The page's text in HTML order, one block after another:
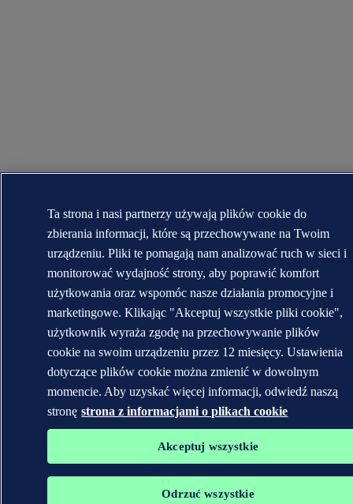
Ta strona i nasi partnerzy używają plików cookie do
zbierania informacji, które są przechowywane na Twoim
urządzeniu. Pliki te pomagają nam analizować ruch w sieci i
monitorować wydajność strony, aby poprawić komfort
użytkowania oraz wspomóc nasze działania promocyjne i
marketingowe. Klikając "Akceptuj wszystkie pliki cookie",
użytkownik wyraża zgodę na przechowywanie plików
cookie na swoim urządzeniu przez 12 miesięcy. Ustawienia
dotyczące plików cookie można zmienić w dowolnym
momencie. Aby uzyskać więcej informacji, odwiedź naszą
stronę strona z informacjami o plikach cookie
Akceptuj wszystkie
Odrzuć wszystkie